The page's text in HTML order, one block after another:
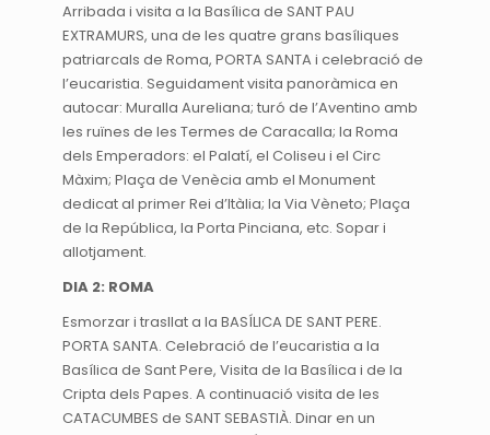
Arribada i visita a la Basílica de SANT PAU
EXTRAMURS, una de les quatre grans basíliques
patriarcals de Roma, PORTA SANTA i celebració de
l’eucaristia. Seguidament visita panoràmica en
autocar: Muralla Aureliana; turó de l’Aventino amb
les ruïnes de les Termes de Caracalla; la Roma
dels Emperadors: el Palatí, el Coliseu i el Circ
Màxim; Plaça de Venècia amb el Monument
dedicat al primer Rei d’Itàlia; la Via Vèneto; Plaça
de la República, la Porta Pinciana, etc. Sopar i
allotjament.
DIA 2: ROMA
Esmorzar i trasllat a la BASÍLICA DE SANT PERE.
PORTA SANTA. Celebració de l’eucaristia a la
Basílica de Sant Pere, Visita de la Basílica i de la
Cripta dels Papes. A continuació visita de les
CATACUMBES de SANT SEBASTIÀ. Dinar en un